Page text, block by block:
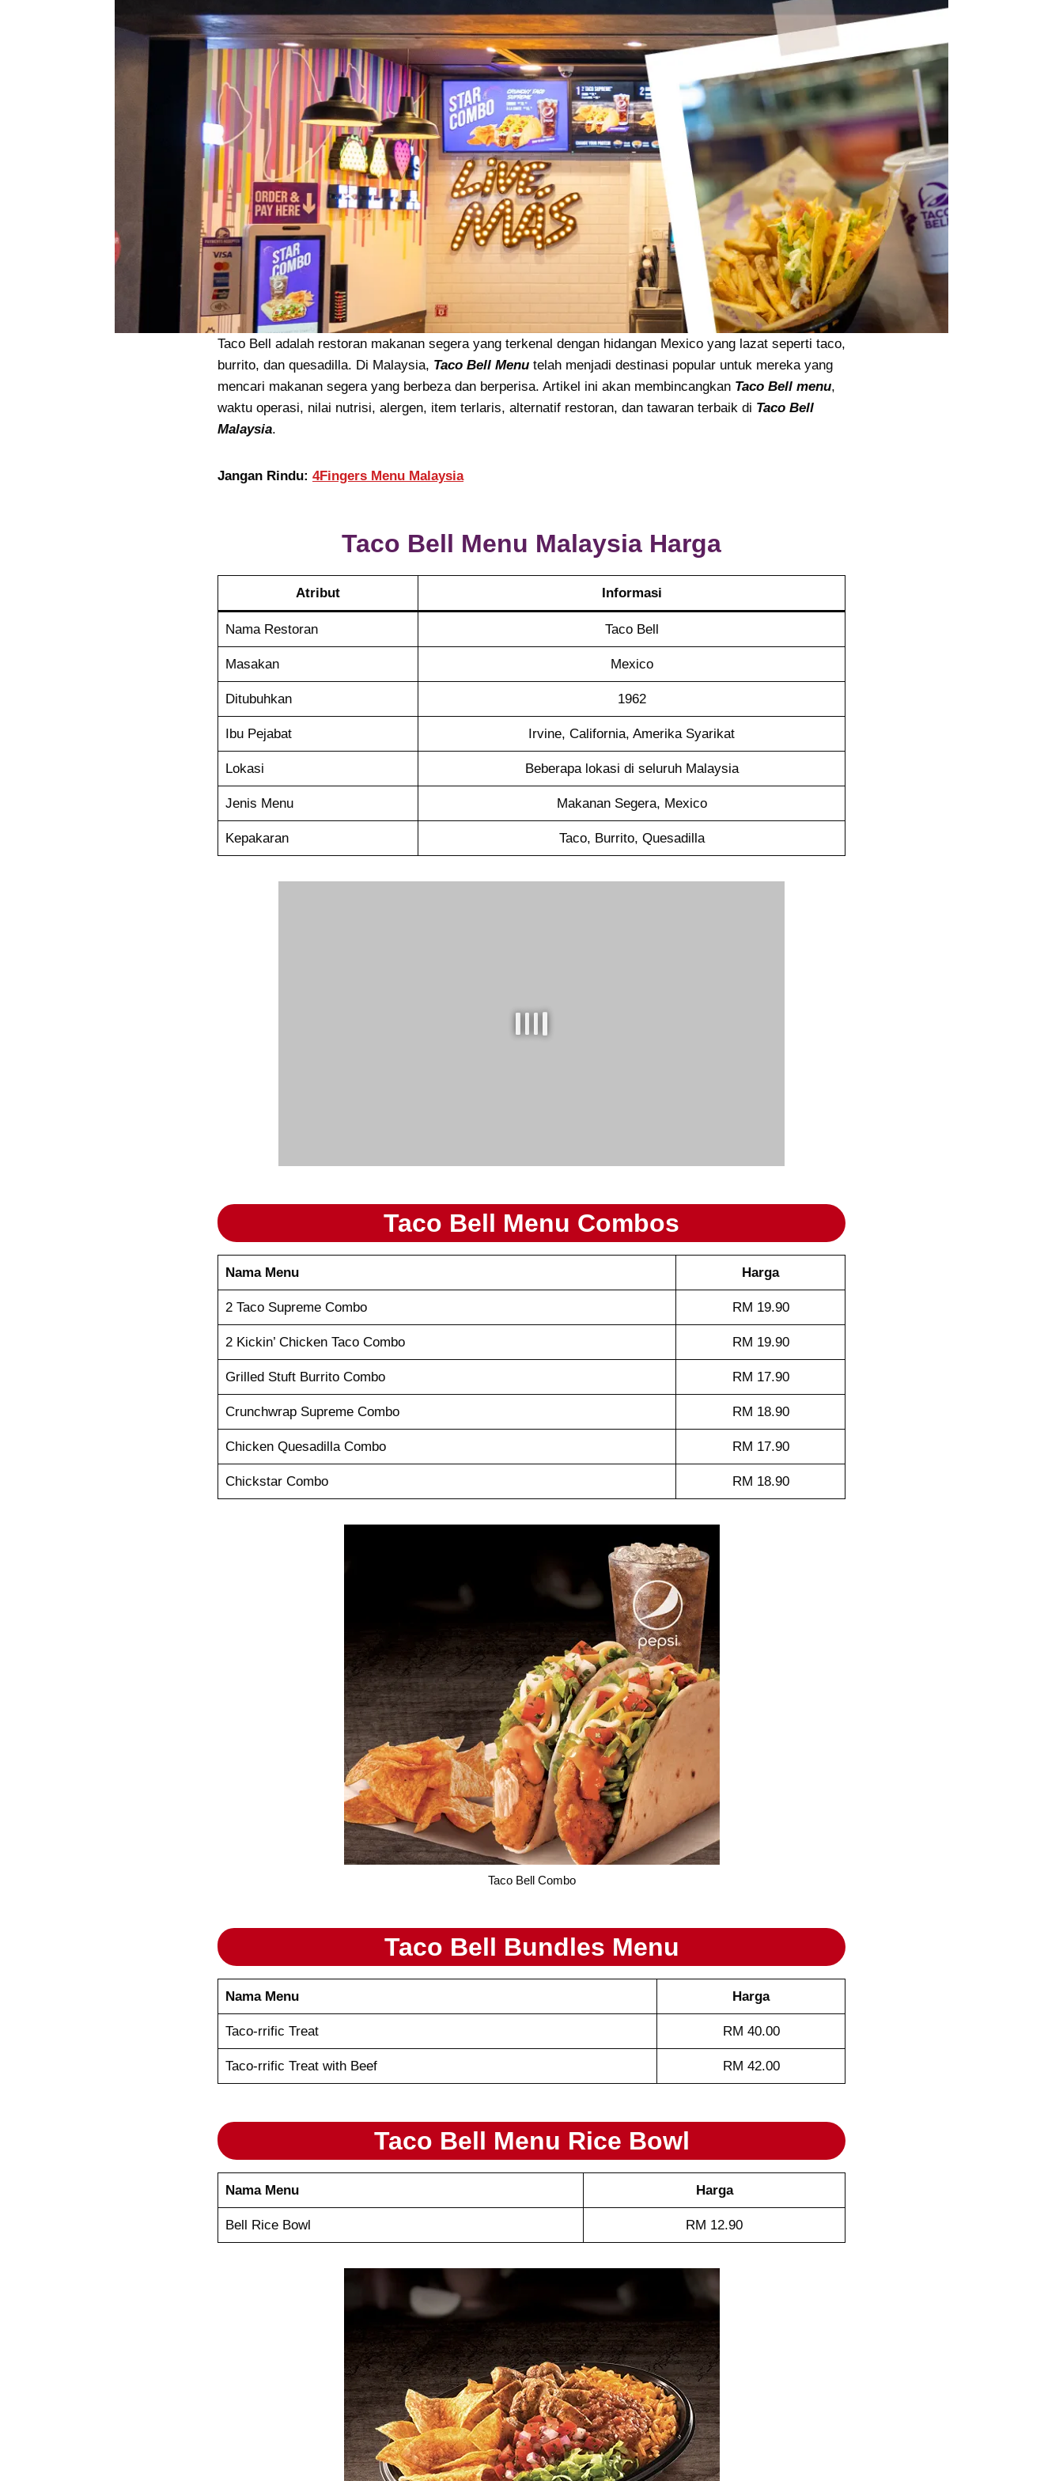
Taco Bell adalah restoran makanan segera yang terkenal dengan hidangan Mexico yang lazat seperti taco,
burrito, dan quesadilla. Di Malaysia, Taco Bell Menu telah menjadi destinasi popular untuk mereka yang
mencari makanan segera yang berbeza dan berperisa. Artikel ini akan membincangkan Taco Bell menu,
waktu operasi, nilai nutrisi, alergen, item terlaris, alternatif restoran, dan tawaran terbaik di Taco Bell
Malaysia.
Jangan Rindu: 4Fingers Menu Malaysia
Taco Bell Menu Malaysia Harga
Atribut Informasi
Nama Restoran Taco Bell
Masakan Mexico
Ditubuhkan 1962
Ibu Pejabat Irvine, California, Amerika Syarikat
Lokasi Beberapa lokasi di seluruh Malaysia
Jenis Menu Makanan Segera, Mexico
Kepakaran Taco, Burrito, Quesadilla
Taco Bell Menu Combos
Nama Menu Harga
2 Taco Supreme Combo RM 19.90
2 Kickin’ Chicken Taco Combo RM 19.90
Grilled Stuft Burrito Combo RM 17.90
Crunchwrap Supreme Combo RM 18.90
Chicken Quesadilla Combo RM 17.90
Chickstar Combo RM 18.90
Taco Bell Combo
Taco Bell Bundles Menu
Nama Menu Harga
Taco-rrific Treat RM 40.00
Taco-rrific Treat with Beef RM 42.00
Taco Bell Menu Rice Bowl
Nama Menu Harga
Bell Rice Bowl RM 12.90